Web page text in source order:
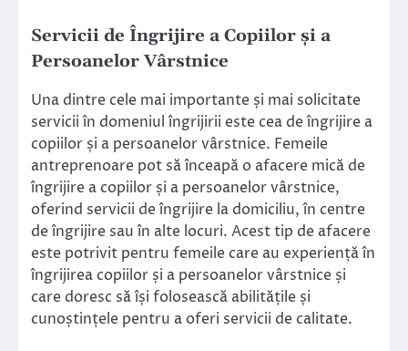
Servicii de Îngrijire a Copiilor și a
Persoanelor Vârstnice
Una dintre cele mai importante și mai solicitate
servicii în domeniul îngrijirii este cea de îngrijire a
copiilor și a persoanelor vârstnice. Femeile
antreprenoare pot să înceapă o afacere mică de
îngrijire a copiilor și a persoanelor vârstnice,
oferind servicii de îngrijire la domiciliu, în centre
de îngrijire sau în alte locuri. Acest tip de afacere
este potrivit pentru femeile care au experiență în
îngrijirea copiilor și a persoanelor vârstnice și
care doresc să își folosească abilitățile și
cunoștințele pentru a oferi servicii de calitate.